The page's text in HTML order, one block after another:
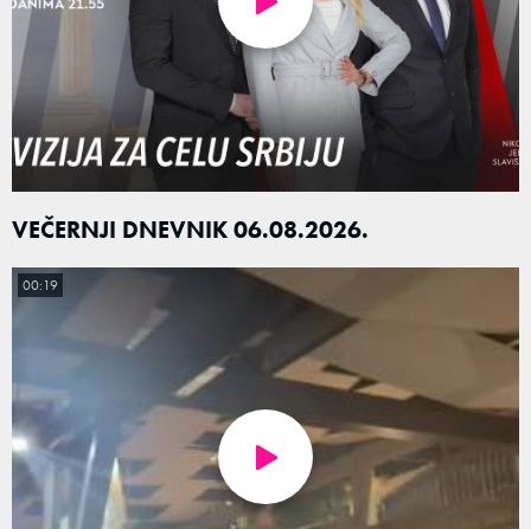
VEČERNJI DNEVNIK 06.08.2026.
00:19